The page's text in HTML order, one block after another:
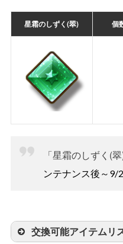
星霜のしずく(翠) 個
「星霜のしずく(
ンテナンス後～9/
交換可能アイテムリ